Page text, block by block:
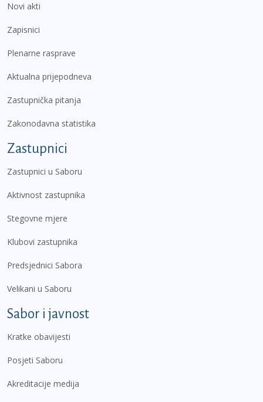
Novi akti
Zapisnici
Plenarne rasprave
Aktualna prijepodneva
Zastupnička pitanja
Zakonodavna statistika
Zastupnici
Zastupnici u Saboru
Aktivnost zastupnika
Stegovne mjere
Klubovi zastupnika
Predsjednici Sabora
Velikani u Saboru
Sabor i javnost
Kratke obavijesti
Posjeti Saboru
Akreditacije medija